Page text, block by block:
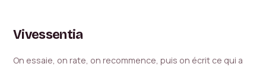
Vivessentia
On essaie, on rate, on recommence, puis on écrit ce qui a